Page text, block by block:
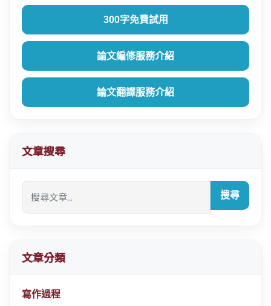
300字免費試用
論文編修服務介紹
論文翻譯服務介紹
文章搜尋
搜尋
文章分類
寫作過程